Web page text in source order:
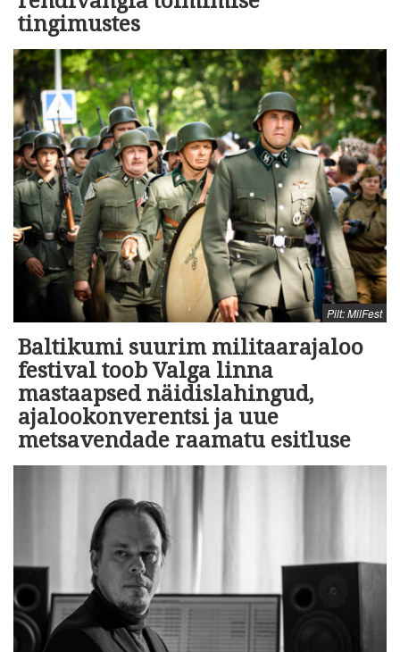
tingimustes
Pilt: MilFest
Baltikumi suurim militaarajaloo
festival toob Valga linna
mastaapsed näidislahingud,
ajalookonverentsi ja uue
metsavendade raamatu esitluse